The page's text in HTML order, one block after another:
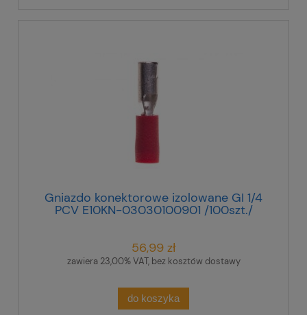
Gniazdo konektorowe izolowane GI 1/4
PCV E10KN-03030100901 /100szt./
56,99 zł
zawiera 23,00% VAT, bez kosztów dostawy
do koszyka